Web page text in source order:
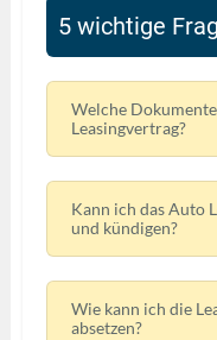
5 wichtige
Welche
Leasingvertrag?
Kann ich das Auto
und kündigen?
Wie kann ich die
absetzen?